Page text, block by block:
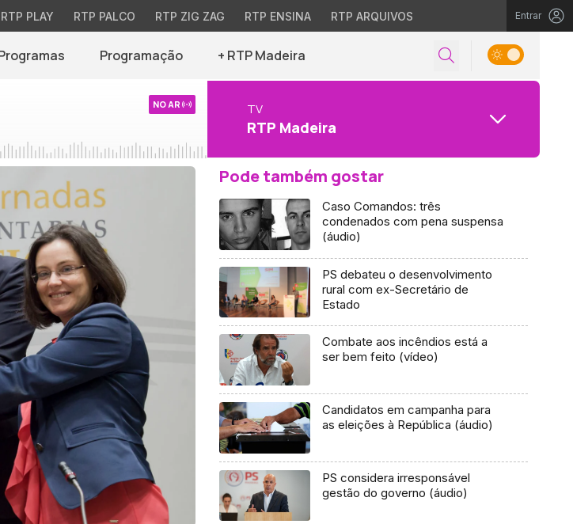
RTP PLAY RTP PALCO RTP ZIG ZAG RTP ENSINA RTP ARQUIVOS Entrar
Programação + RTP Madeira
NO AR TV
RTP Madeira
Pode também gostar
Caso Comandos: três
condenados com pena suspensa
(áudio)
PS debateu o desenvolvimento
rural com ex-Secretário de
Estado
Combate aos incêndios está a
ser bem feito (vídeo)
Candidatos em campanha para
as eleições à República (áudio)
PS considera irresponsável
gestão do governo (áudio)